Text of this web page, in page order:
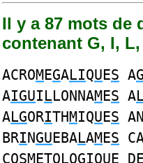
Il y a 87 mots de
contenant G, I, L,
ACROMEGALIQUES AG
AIGUILLONNAMES A
ALGORITHMIQUES AN
BRINGUEBALAMES
COSMETOLOGIQUE DE